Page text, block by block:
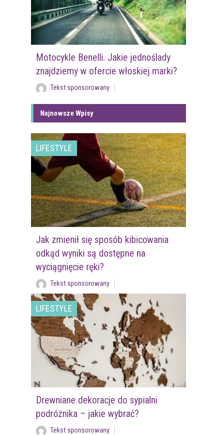
Motocykle Benelli. Jakie jednoślady
znajdziemy w ofercie włoskiej marki?
Tekst sponsorowany
Najnowsze Wpisy
LIFESTYLE
Jak zmienił się sposób kibicowania
odkąd wyniki są dostępne na
wyciągnięcie ręki?
Tekst sponsorowany
LIFESTYLE
Drewniane dekoracje do sypialni
podróżnika – jakie wybrać?
Tekst sponsorowany